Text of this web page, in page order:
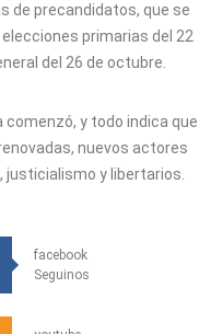
de precandidatos, que se
primarias del 22
del 26 de octubre.
comenzó, y todo indica que
nuevos actores
justicialismo y libertarios.
facebook
Seguinos